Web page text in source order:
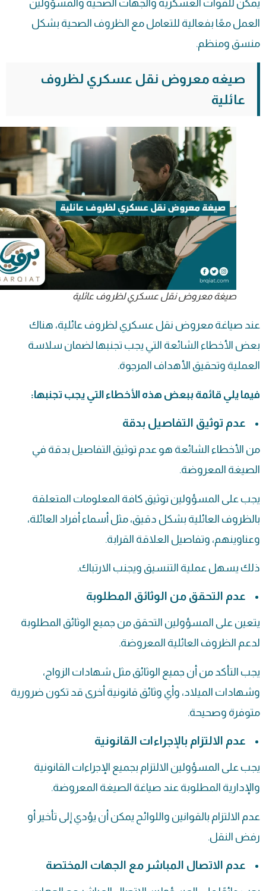
يمكن للقوات العسكرية والجهات الصحية والمسؤولين
العمل معًا بفعالية للتعامل مع الظروف الصحية بشكل
منسق ومنظم.
صيغه معروض نقل عسكري لظروف
عائلية
صيغة معروض نقل عسكري لظروف عائلية
عند صياغة معروض نقل عسكري لظروف عائلية، هناك
بعض الأخطاء الشائعة التي يجب تجنبها لضمان سلاسة
العملية وتحقيق الأهداف المرجوة.
فيما يلي قائمة ببعض هذه الأخطاء التي يجب تجنبها:
عدم توثيق التفاصيل بدقة
من الأخطاء الشائعة هو عدم توثيق التفاصيل بدقة في
الصيغة المعروضة.
يجب على المسؤولين توثيق كافة المعلومات المتعلقة
بالظروف العائلية بشكل دقيق، مثل أسماء أفراد العائلة،
وعناوينهم، وتفاصيل العلاقة القرابة.
ذلك يسهل عملية التنسيق ويجنب الارتباك.
عدم التحقق من الوثائق المطلوبة
يتعين على المسؤولين التحقق من جميع الوثائق المطلوبة
لدعم الظروف العائلية المعروضة.
يجب التأكد من أن جميع الوثائق مثل شهادات الزواج،
وشهادات الميلاد، وأي وثائق قانونية أخرى قد تكون ضرورية
متوفرة وصحيحة.
عدم الالتزام بالإجراءات القانونية
يجب على المسؤولين الالتزام بجميع الإجراءات القانونية
والإدارية المطلوبة عند صياغة الصيغة المعروضة.
عدم الالتزام بالقوانين واللوائح يمكن أن يؤدي إلى تأخير أو
رفض النقل.
عدم الاتصال المباشر مع الجهات المختصة